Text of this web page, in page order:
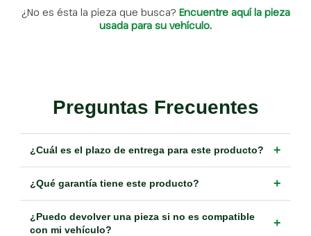
¿No es ésta la pieza que busca? Encuentre aquí la pieza
usada para su vehículo.
Preguntas Frecuentes
¿Cuál es el plazo de entrega para este producto? +
¿Qué garantía tiene este producto? +
¿Puedo devolver una pieza si no es compatible
con mi vehículo?
+